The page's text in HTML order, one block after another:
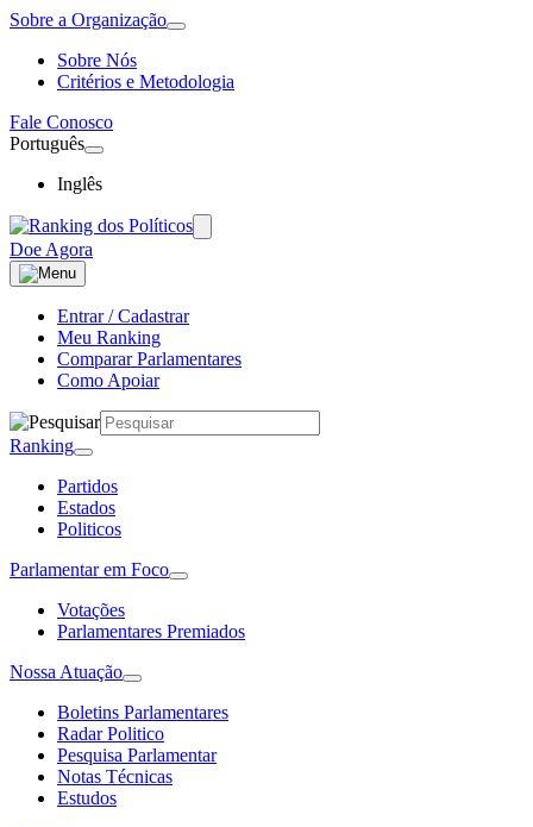
Sobre a Organização
Sobre Nós
Critérios e Metodologia
Fale Conosco
Português
Inglês
Doe Agora
Entrar / Cadastrar
Meu Ranking
Comparar Parlamentares
Como Apoiar
Ranking
Partidos
Estados
Politicos
Parlamentar em Foco
Votações
Parlamentares Premiados
Nossa Atuação
Boletins Parlamentares
Radar Politico
Pesquisa Parlamentar
Notas Técnicas
Estudos